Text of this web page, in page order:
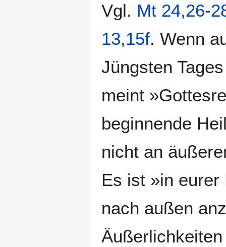
Vgl. Mt 24,26-
13,15f. Wenn
Jüngsten
meint
beginnende
nicht an
Es ist »in
nach außen